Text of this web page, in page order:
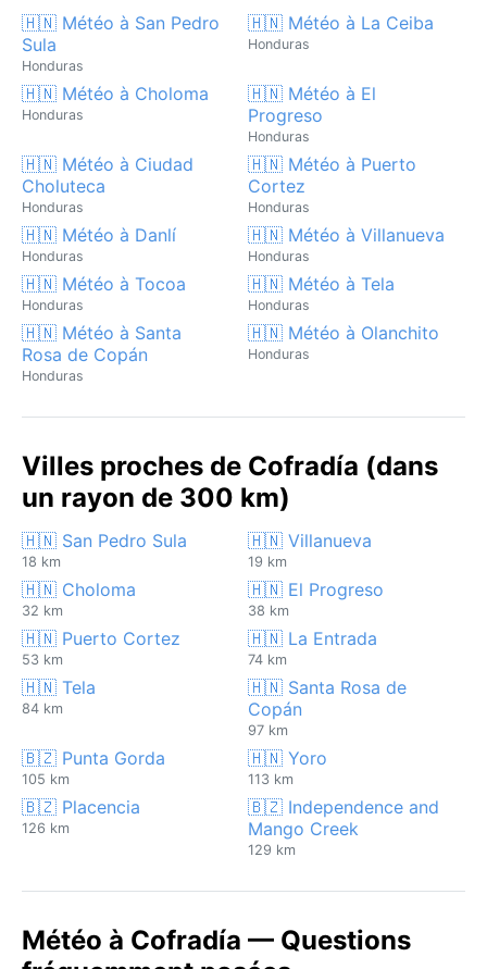
🇭🇳 Météo à San Pedro
Sula
Honduras
🇭🇳 Météo à La Ceiba
Honduras
🇭🇳 Météo à Choloma
Honduras
🇭🇳 Météo à El
Progreso
Honduras
🇭🇳 Météo à Ciudad
Choluteca
Honduras
🇭🇳 Météo à Puerto
Cortez
Honduras
🇭🇳 Météo à Danlí
Honduras
🇭🇳 Météo à Villanueva
Honduras
🇭🇳 Météo à Tocoa
Honduras
🇭🇳 Météo à Tela
Honduras
🇭🇳 Météo à Santa
Rosa de Copán
Honduras
🇭🇳 Météo à Olanchito
Honduras
Villes proches de Cofradía (dans
un rayon de 300 km)
🇭🇳 San Pedro Sula
18 km
🇭🇳 Villanueva
19 km
🇭🇳 Choloma
32 km
🇭🇳 El Progreso
38 km
🇭🇳 Puerto Cortez
53 km
🇭🇳 La Entrada
74 km
🇭🇳 Tela
84 km
🇭🇳 Santa Rosa de
Copán
97 km
🇧🇿 Punta Gorda
105 km
🇭🇳 Yoro
113 km
🇧🇿 Placencia
126 km
🇧🇿 Independence and
Mango Creek
129 km
Météo à Cofradía — Questions